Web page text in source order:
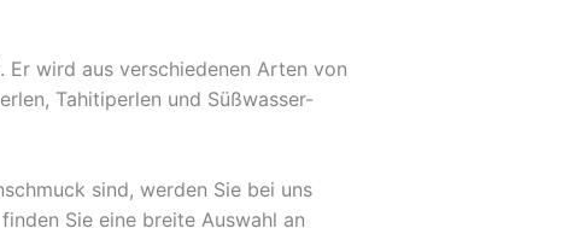
wird aus verschiedenen Arten von
Tahitiperlen und Süßwasser-
sind, werden Sie bei uns
Sie eine breite Auswahl an